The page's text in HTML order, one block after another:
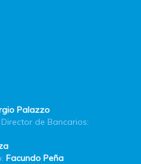
Palazzo
de Bancarios:
Facundo Peña